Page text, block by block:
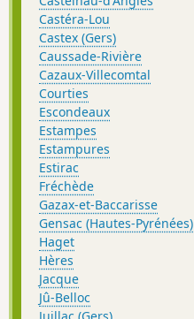
Castéra-Lou
Castex (Gers)
Caussade-Rivière
Cazaux-Villecomtal
Courties
Escondeaux
Estampes
Estampures
Estirac
Fréchède
Gazax-et-Baccarisse
Gensac (Hautes-Pyrénées)
Haget
Hères
Jacque
Jû-Belloc